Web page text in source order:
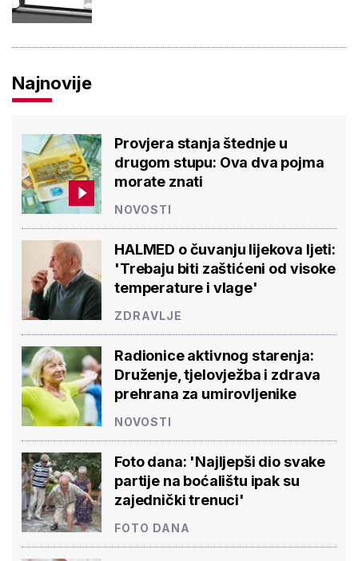
Najnovije
Provjera stanja štednje u
drugom stupu: Ova dva pojma
morate znati
NOVOSTI
HALMED o čuvanju lijekova ljeti:
'Trebaju biti zaštićeni od visoke
temperature i vlage'
ZDRAVLJE
Radionice aktivnog starenja:
Druženje, tjelovježba i zdrava
prehrana za umirovljenike
NOVOSTI
Foto dana: 'Najljepši dio svake
partije na boćalištu ipak su
zajednički trenuci'
FOTO DANA